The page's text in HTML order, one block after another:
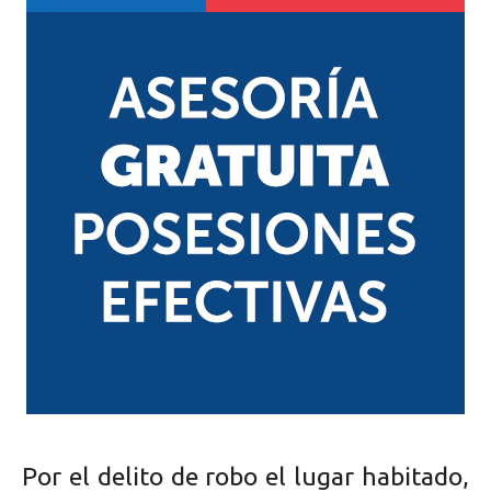
Por el delito de robo el lugar habitado,